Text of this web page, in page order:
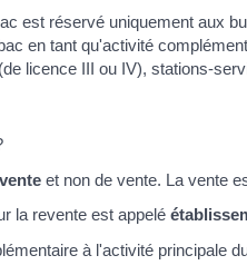
est réservé uniquement aux
en tant qu'activité
licence III ou IV), stations-
et non de vente. La vente
la revente est appelé
à l'activité principale